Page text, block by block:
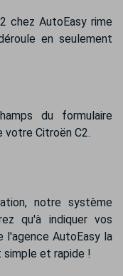
chez AutoEasy rime
en seulement
du formulaire
Citroën C2.
notre système
qu'à indiquer vos
l'agence AutoEasy la
simple et rapide !